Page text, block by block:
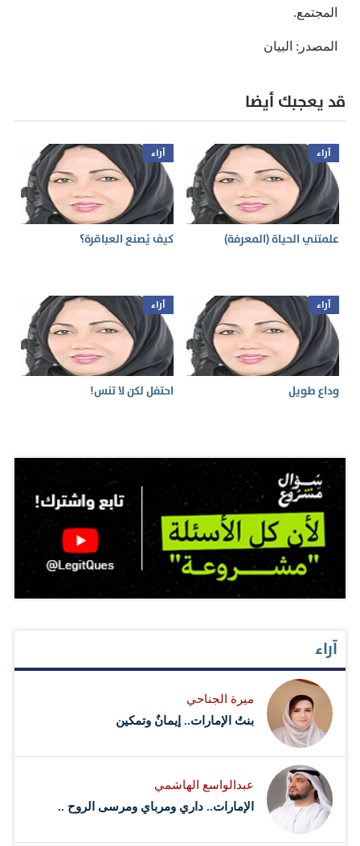
المجتمع.
المصدر: البيان
قد يعجبك أيضا
آراء
علمتني الحياة (المعرفة)
آراء
كيف يُصنع العباقرة؟
آراء
وداع طويل
آراء
احتفل لكن لا تنس!
آراء
ميرة الجناحي
بنتُ الإمارات.. إيمانٌ وتمكين
عبدالواسع الهاشمي
الإمارات.. داري ومرباي ومرسى الروح ..